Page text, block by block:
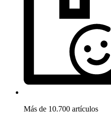
Más de 10.700 artículos